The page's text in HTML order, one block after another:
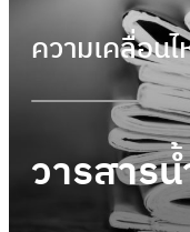
ความเคลื่อน
วารสาร